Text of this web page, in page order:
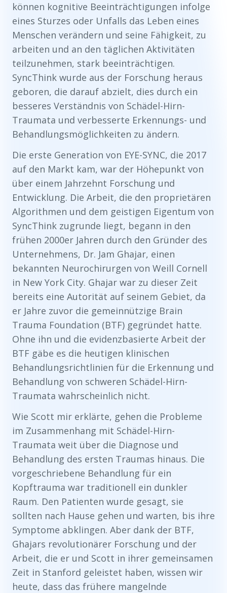
können kognitive Beeinträchtigungen infolge
eines Sturzes oder Unfalls das Leben eines
Menschen verändern und seine Fähigkeit, zu
arbeiten und an den täglichen Aktivitäten
teilzunehmen, stark beeinträchtigen.
SyncThink wurde aus der Forschung heraus
geboren, die darauf abzielt, dies durch ein
besseres Verständnis von Schädel-Hirn-
Traumata und verbesserte Erkennungs- und
Behandlungsmöglichkeiten zu ändern.
Die erste Generation von EYE-SYNC, die 2017
auf den Markt kam, war der Höhepunkt von
über einem Jahrzehnt Forschung und
Entwicklung. Die Arbeit, die den proprietären
Algorithmen und dem geistigen Eigentum von
SyncThink zugrunde liegt, begann in den
frühen 2000er Jahren durch den Gründer des
Unternehmens, Dr. Jam Ghajar, einen
bekannten Neurochirurgen von Weill Cornell
in New York City. Ghajar war zu dieser Zeit
bereits eine Autorität auf seinem Gebiet, da
er Jahre zuvor die gemeinnützige Brain
Trauma Foundation (BTF) gegründet hatte.
Ohne ihn und die evidenzbasierte Arbeit der
BTF gäbe es die heutigen klinischen
Behandlungsrichtlinien für die Erkennung und
Behandlung von schweren Schädel-Hirn-
Traumata wahrscheinlich nicht.
Wie Scott mir erklärte, gehen die Probleme
im Zusammenhang mit Schädel-Hirn-
Traumata weit über die Diagnose und
Behandlung des ersten Traumas hinaus. Die
vorgeschriebene Behandlung für ein
Kopftrauma war traditionell ein dunkler
Raum. Den Patienten wurde gesagt, sie
sollten nach Hause gehen und warten, bis ihre
Symptome abklingen. Aber dank der BTF,
Ghajars revolutionärer Forschung und der
Arbeit, die er und Scott in ihrer gemeinsamen
Zeit in Stanford geleistet haben, wissen wir
heute, dass das frühere mangelnde